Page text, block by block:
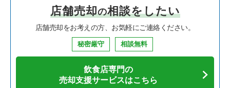
焼肉の居抜き売却物件の案件一覧
鉄板焼き・お好み焼の居抜き売却物件の案件一覧
カフェの居抜き売却物件の案件一覧
大阪府の飲食店の居抜き売却物件の案件一覧
兵庫県の飲食店の居抜き売却物件の案件一覧
愛知県の飲食店の居抜き売却物件の案件一覧
葛飾区の飲食店の居抜き売却物件の案件一覧
中央区の飲食店の居抜き売却物件の案件一覧
千代田区の飲食店の居抜き売却物件の案件一覧
東京23区の中華の居抜き売却物件の案件一覧
東京23区のそば・うどんの居抜き売却物件の案件一覧
東京23区の焼肉の居抜き売却物件の案件一覧
墨田区のイタリア料理の居抜き売却物件の案件一覧
墨田区の中華の居抜き売却物件の案件一覧
墨田区の焼肉の居抜き売却物件の案件一覧
店舗売却の相談をしたい
店舗売却をお考えの方、お気軽にご連絡ください。
秘密厳守 相談無料
飲食店専門の
売却支援サービスはこちら